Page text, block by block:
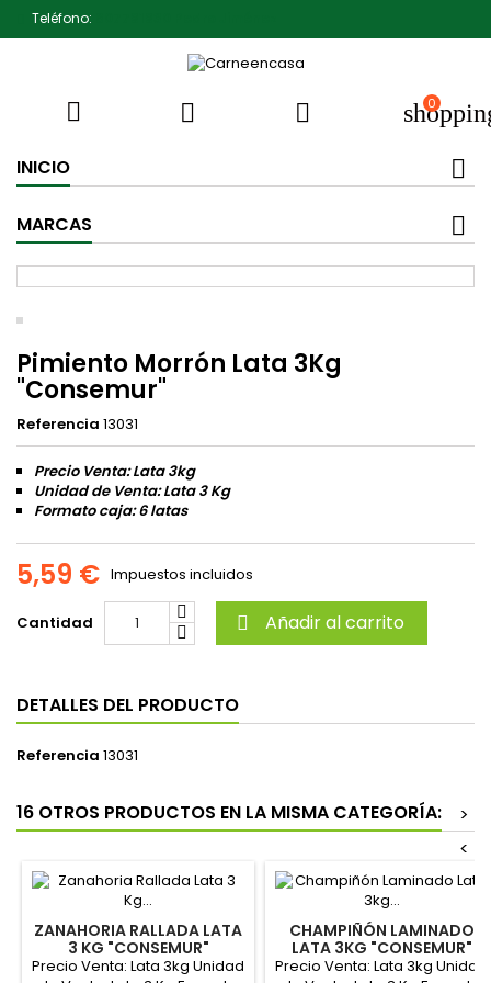
Teléfono:
   0
INICIO
MARCAS
Pimiento Morrón Lata 3Kg
"Consemur"
Referencia 13031
Precio Venta: Lata 3kg
Unidad de Venta: Lata 3 Kg
Formato caja:6 latas
5,59 € Impuestos incluidos
Cantidad  Añadir al carrito
DETALLES DEL PRODUCTO
Referencia 13031
16 OTROS PRODUCTOS EN LA MISMA CATEGORÍA:
>
<
ZANAHORIA RALLADA LATA
3 KG "CONSEMUR"
Precio Venta: Lata 3kg Unidad
CHAMPIÑÓN LAMINADO
LATA 3KG "CONSEMUR"
Precio Venta: Lata 3kg Unidad